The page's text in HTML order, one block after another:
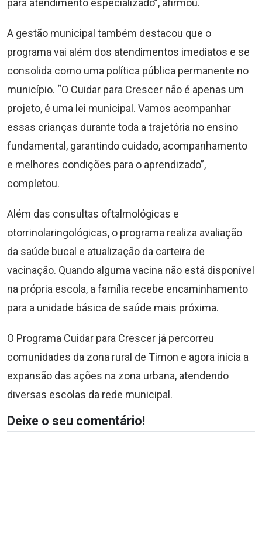
A gestão municipal também destacou que o
programa vai além dos atendimentos imediatos e se
consolida como uma política pública permanente no
município. “O Cuidar para Crescer não é apenas um
projeto, é uma lei municipal. Vamos acompanhar
essas crianças durante toda a trajetória no ensino
fundamental, garantindo cuidado, acompanhamento
e melhores condições para o aprendizado”,
completou.
Além das consultas oftalmológicas e
otorrinolaringológicas, o programa realiza avaliação
da saúde bucal e atualização da carteira de
vacinação. Quando alguma vacina não está disponível
na própria escola, a família recebe encaminhamento
para a unidade básica de saúde mais próxima.
O Programa Cuidar para Crescer já percorreu
comunidades da zona rural de Timon e agora inicia a
expansão das ações na zona urbana, atendendo
diversas escolas da rede municipal.
Deixe o seu comentário!